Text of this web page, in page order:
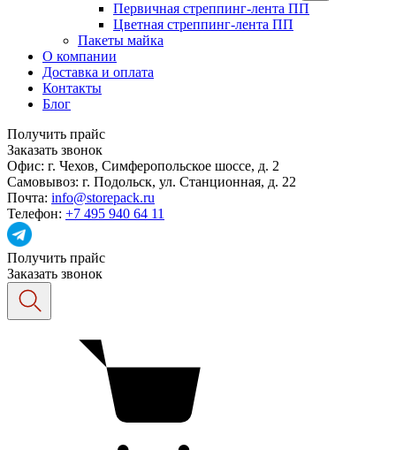
Первичная стреппинг-лента ПП
Цветная стреппинг-лента ПП
Пакеты майка
О компании
Доставка и оплата
Контакты
Блог
Получить прайс
Заказать звонок
Офис: г. Чехов, Симферопольское шоссе, д. 2
Самовывоз: г. Подольск, ул. Станционная, д. 22
Почта: info@storepack.ru
Телефон: +7 495 940 64 11
Получить прайс
Заказать звонок